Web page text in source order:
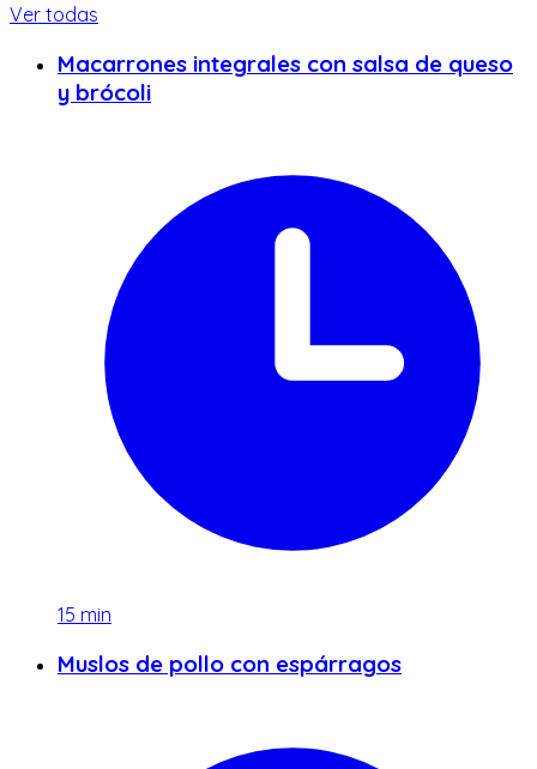
Ver todas
Macarrones integrales con salsa de queso
y brócoli
15 min
Muslos de pollo con espárragos